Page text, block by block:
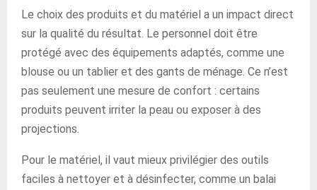
Le choix des produits et du matériel a un impact direct
sur la qualité du résultat. Le personnel doit être
protégé avec des équipements adaptés, comme une
blouse ou un tablier et des gants de ménage. Ce n’est
pas seulement une mesure de confort : certains
produits peuvent irriter la peau ou exposer à des
projections.
Pour le matériel, il vaut mieux privilégier des outils
faciles à nettoyer et à désinfecter, comme un balai